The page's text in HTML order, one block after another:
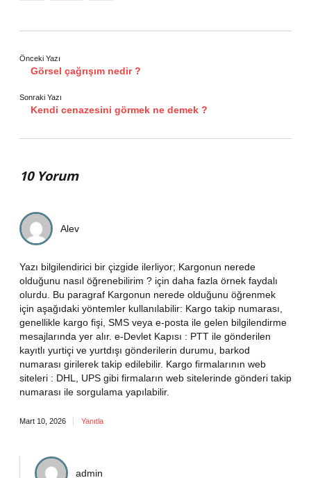
Önceki Yazı
Görsel çağrışım nedir ?
Sonraki Yazı
Kendi cenazesini görmek ne demek ?
10 Yorum
Alev
Yazı bilgilendirici bir çizgide ilerliyor; Kargonun nerede
olduğunu nasıl öğrenebilirim ? için daha fazla örnek faydalı
olurdu. Bu paragraf Kargonun nerede olduğunu öğrenmek
için aşağıdaki yöntemler kullanılabilir: Kargo takip numarası,
genellikle kargo fişi, SMS veya e-posta ile gelen bilgilendirme
mesajlarında yer alır. e-Devlet Kapısı : PTT ile gönderilen
kayıtlı yurtiçi ve yurtdışı gönderilerin durumu, barkod
numarası girilerek takip edilebilir. Kargo firmalarının web
siteleri : DHL, UPS gibi firmaların web sitelerinde gönderi takip
numarası ile sorgulama yapılabilir.
Mart 10, 2026 Yanıtla
admin